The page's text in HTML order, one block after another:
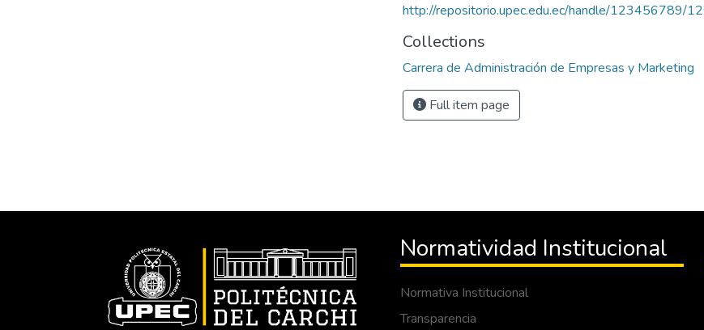
http://repositorio.upec.edu.ec/handle/123456789/
Collections
Carrera de Administración de Empresas y Marketing
Full item page
Normatividad Institucional
Normativa Institucional
Transparencia